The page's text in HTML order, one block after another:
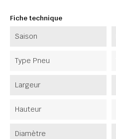
Fiche technique
Saison
Type Pneu
Largeur
Hauteur
Diamètre